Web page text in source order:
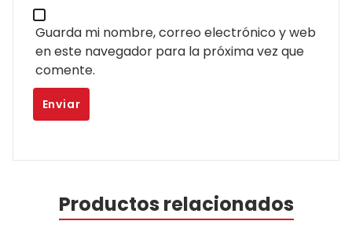
Guarda mi nombre, correo electrónico y web
en este navegador para la próxima vez que
comente.
Productos relacionados